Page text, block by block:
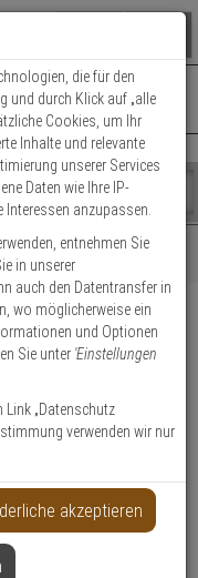
ist momentan leer.
Fertig
| Fr.: 8:00 - 14:00 Uhr
1080p Artikel
IP-
die für den
und durch Klick auf „alle
Cookies, um Ihr
Inhalte und relevante
unserer Services
Daten wie Ihre IP-
Interessen anzupassen.
entnehmen Sie
in unserer
auch den Datentransfer in
wo möglicherweise ein
und Optionen
Sie unter 'Einstellungen
Link „Datenschutz
verwenden wir nur
akzeptieren